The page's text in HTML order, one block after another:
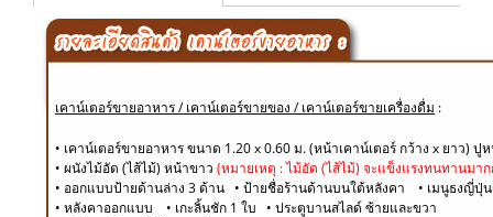
เคาน์เตอร์ขายอาหาร / เคาน์เตอร์ขายของ / เคาน์เตอร์ขายเครื่องดื่ม :
• เคาน์เตอร์ขายอาหาร ขนาด 1.20 x 0.60 ม. (หน้าเคาน์เตอร์ กว้าง x ยาว) ปู
​• ผนังไม้อัด (ไส้ไม้) หน้าขาว (หมายเหตุ : ไม้อัด (ไส้ไม้) จะแข็งแรงทนทานมา
• ออกแบบป้ายด้านล่าง 3 ด้าน • ป้ายชื่อร้านด้านบนใต้หลังคา • เมนูธงญี่
• หลังคาออกแบบ • เกะลิ้นชัก 1 ใบ • ประตูบานสไลด์ ซ้ายและขวา